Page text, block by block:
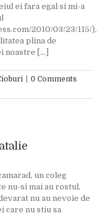
ei fara egal si mi-a
2010/03/23/115/),
plina de
[...]
0 Comments
un coleg
nu-si mai au rostul,
nu au nevoie de
care nu stiu sa